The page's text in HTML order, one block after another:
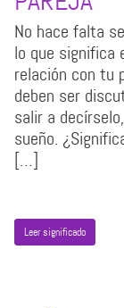
No hace falta
lo que significa
relación con tu
deben ser
salir a
sueño.
[…]
Leer significado